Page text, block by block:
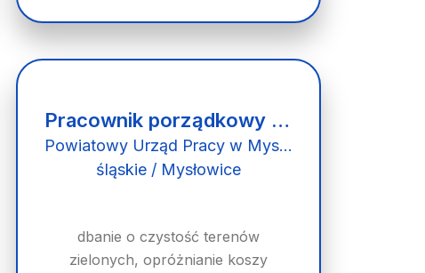
Pracownik porządkowy (k/m)
Powiatowy Urząd Pracy w Mysłowicach
śląskie / Mysłowice
dbanie o czystość terenów
zielonych, opróżnianie koszy